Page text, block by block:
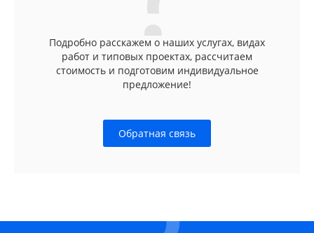
Подробно расскажем о наших услугах, видах
работ и типовых проектах, рассчитаем
стоимость и подготовим индивидуальное
предложение!
Обратная связь